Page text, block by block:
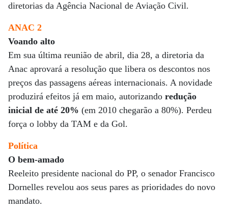
diretorias da Agência Nacional de Aviação Civil.
ANAC 2
Voando alto
Em sua última reunião de abril, dia 28, a diretoria da
Anac aprovará a resolução que libera os descontos nos
preços das passagens aéreas internacionais. A novidade
produzirá efeitos já em maio, autorizando redução
inicial de até 20% (em 2010 chegarão a 80%). Perdeu
força o lobby da TAM e da Gol.
Política
O bem-amado
Reeleito presidente nacional do PP, o senador Francisco
Dornelles revelou aos seus pares as prioridades do novo
mandato.